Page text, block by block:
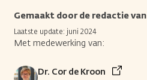
Gemaakt door de redactie
Laatste update: juni 2024
Met medewerking van:
Dr. Cor de Kroon